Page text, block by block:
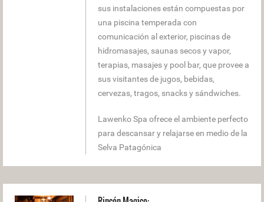
sus instalaciones están compuestas por
una piscina temperada con
comunicación al exterior, piscinas de
hidromasajes, saunas secos y vapor,
terapias, masajes y pool bar, que provee a
sus visitantes de jugos, bebidas,
cervezas, tragos, snacks y sándwiches.
Lawenko Spa ofrece el ambiente perfecto
para descansar y relajarse en medio de la
Selva Patagónica